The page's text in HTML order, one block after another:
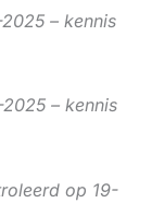
– kennis
– kennis
op 19-